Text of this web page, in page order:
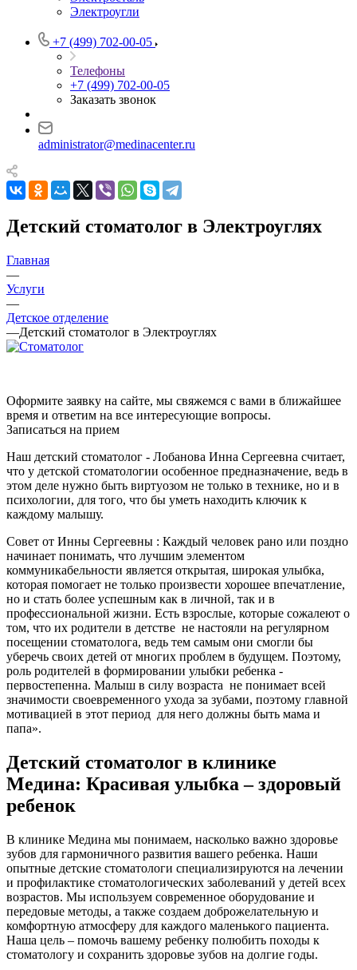
Электроугли
+7 (499) 702-00-05
Телефоны
+7 (499) 702-00-05
Заказать звонок
administrator@medinacenter.ru
Детский стоматолог в Электроуглях
Главная
—
Услуги
—
Детское отделение
—Детский стоматолог в Электроуглях
Оформите заявку на сайте, мы свяжемся с вами в ближайшее
время и ответим на все интересующие вопросы.
Записаться на прием
Наш детский стоматолог - Лобанова Инна Сергеевна считает,
что у детской стоматологии особенное предназначение, ведь в
этом деле нужно быть виртуозом не только в технике, но и в
психологии, для того, что бы уметь находить ключик к
каждому малышу.
Совет от Инны Сергеевны : Каждый человек рано или поздно
начинает понимать, что лучшим элементом
коммуникабельности является открытая, широкая улыбка,
которая помогает не только произвести хорошее впечатление,
но и стать более успешным как в личной, так и в
профессиональной жизни. Есть взрослые, которые сожалеют о
том, что их родители в детстве не настояли на регулярном
посещении стоматолога, ведь тем самым они смогли бы
уберечь своих детей от многих проблем в будущем. Поэтому,
роль родителей в формировании улыбки ребенка -
первостепенна. Малыш в силу возраста не понимает всей
значимости своевременного ухода за зубами, поэтому главной
мотивацией в этот период для него должны быть мама и
папа».
Детский стоматолог в клинике
Медина: Красивая улыбка – здоровый
ребенок
В клинике Медина мы понимаем, насколько важно здоровье
зубов для гармоничного развития вашего ребенка. Наши
опытные детские стоматологи специализируются на лечении
и профилактике стоматологических заболеваний у детей всех
возрастов. Мы используем современное оборудование и
передовые методы, а также создаем доброжелательную и
комфортную атмосферу для каждого маленького пациента.
Наша цель – помочь вашему ребенку полюбить походы к
стоматологу и сохранить здоровье зубов на долгие годы.